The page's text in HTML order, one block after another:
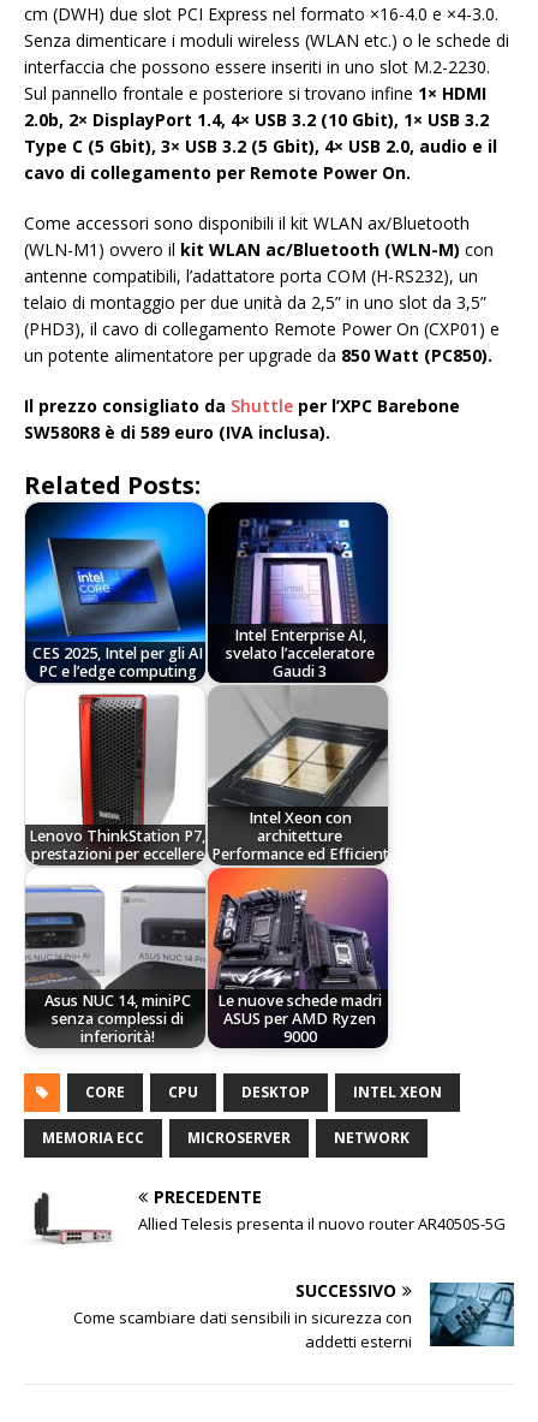
cm (DWH) due slot PCI Express nel formato ×16-4.0 e ×4-3.0.
Senza dimenticare i moduli wireless (WLAN etc.) o le schede di
interfaccia che possono essere inseriti in uno slot M.2-2230.
Sul pannello frontale e posteriore si trovano infine 1× HDMI
2.0b, 2× DisplayPort 1.4, 4× USB 3.2 (10 Gbit), 1× USB 3.2
Type C (5 Gbit), 3× USB 3.2 (5 Gbit), 4× USB 2.0, audio e il
cavo di collegamento per Remote Power On.
Come accessori sono disponibili il kit WLAN ax/Bluetooth
(WLN-M1) ovvero il kit WLAN ac/Bluetooth (WLN-M) con
antenne compatibili, l’adattatore porta COM (H-RS232), un
telaio di montaggio per due unità da 2,5” in uno slot da 3,5”
(PHD3), il cavo di collegamento Remote Power On (CXP01) e
un potente alimentatore per upgrade da 850 Watt (PC850).
Il prezzo consigliato da Shuttle per l’XPC Barebone
SW580R8 è di 589 euro (IVA inclusa).
Related Posts:
CES 2025, Intel per gli AI
PC e l’edge computing
Intel Enterprise AI,
svelato l’acceleratore
Gaudi 3
Lenovo ThinkStation P7,
prestazioni per eccellere
Intel Xeon con
architetture
Performance ed Efficient
Asus NUC 14, miniPC
senza complessi di
inferiorità!
Le nuove schede madri
ASUS per AMD Ryzen
9000
CORE CPU DESKTOP INTEL XEON
MEMORIA ECC MICROSERVER NETWORK
PRECEDENTE
Allied Telesis presenta il nuovo router AR4050S-5G
SUCCESSIVO
Come scambiare dati sensibili in sicurezza con
addetti esterni